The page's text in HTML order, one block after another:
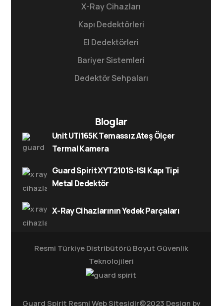
X-Ray Cihazları
Kapı Dedektörleri
El Dedektörleri
Bariyer Sistemleri
Dedektör Sehpaları
Bloglar
Unit UTi165K Temassız Ateş Ölçer
Termal Kamera
Guard Spirit XYT2101S-ISI Kapı Tipi
Metal Dedektör
X-Ray Cihazlarının Yedek Parçaları
Guard Spirit Resmi Web Sitesidir©2023 Design by
Resmi Türkiye Distribütörü Boyut Güvenlik
Teknolojileri